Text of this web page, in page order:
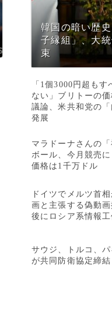
韓国の暗い歴
子縁組」、大
束
「1個3000円超もす
ない」ブリトーの
議論、米共和党の「
発展
マラドーナさんの「
ボール、今月競売
価格は1千万ドル
ドイツでメルツ首
画と主張する偽動
後にロシア系情報工
サウジ、トルコ、
が共同防衛協定締結